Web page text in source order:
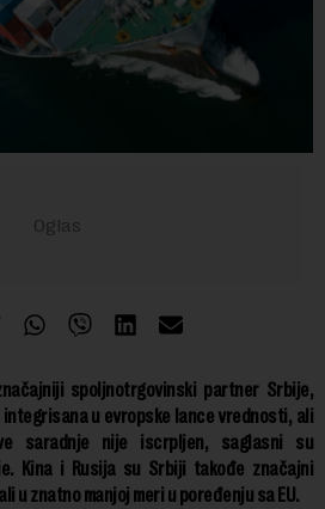
spoljnotrgovinski partner Srbije,
u evropske lance vrednosti, ali
saradnje nije iscrpljen, saglasni su
Kina i Rusija su Srbiji takođe značajni
u znatno manjoj meri u poređenju sa EU.